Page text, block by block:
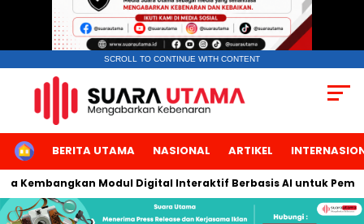
SCROLL TO CONTINUE WITH CONTENT
HOMEBERITA UTAMA NASIONAL ARTIKEL
Kembangkan Modul Digital Interaktif Berbasis AI untuk